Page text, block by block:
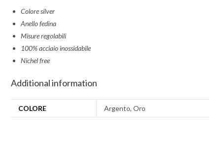
Colore silver
Anello fedina
Misure regolabili
100% acciaio inossidabile
Nichel free
Additional information
COLORE Argento, Oro